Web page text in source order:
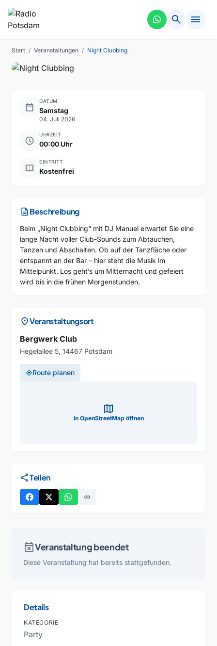
search menu
Start / Veranstaltungen / Night Clubbing
PARTY
Night Clubbing
calendar_today
DATUM
Samstag
04. Juli 2026
schedule
UHRZEIT
00:00 Uhr
confirmation_number
EINTRITT
Kostenfrei
descriptionBeschreibung
Beim „Night Clubbing“ mit DJ Manuel erwartet Sie eine
lange Nacht voller Club-Sounds zum Abtauchen,
Tanzen und Abschalten. Ob auf der Tanzfläche oder
entspannt an der Bar – hier steht die Musik im
Mittelpunkt. Los geht’s um Mitternacht und gefeiert
wird bis in die frühen Morgenstunden.
location_onVeranstaltungsort
Bergwerk Club
Hegelallee 5, 14467 Potsdam
directionsRoute planen
map
In OpenStreetMap öffnen
shareTeilen
link
event_busyVeranstaltung beendet
Diese Veranstaltung hat bereits stattgefunden.
Details
KATEGORIE
Party